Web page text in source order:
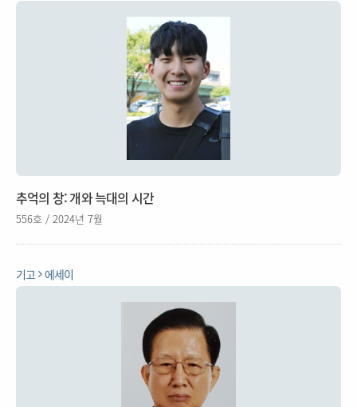
추억의 창: 개와 늑대의 시간
556호 / 2024년 7월
기고 에세이